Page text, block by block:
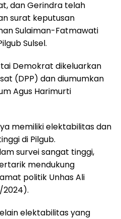
dan Gerindra telah
surat keputusan
Sulaiman-Fatmawati
Sulsel.
Demokrat dikeluarkan
(DPP) dan diumumkan
Agus Harimurti
memiliki elektabilitas dan
di Pilgub.
survei sangat tinggi,
mendukung
politik Unhas Ali
2024).
elektabilitas yang